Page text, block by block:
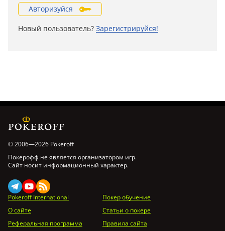
Авторизуйся
Новый пользователь? Зарегистрируйся!
© 2006—2026 Pokeroff
Покерофф не является организатором игр.
Сайт носит информационный характер.
Pokeroff International
Покер обучение
О сайте
Статьи о покере
Реферальная программа
Правила сайта